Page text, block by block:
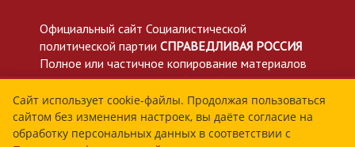
Официальный сайт Социалистической
политической партии СПРАВЕДЛИВАЯ РОССИЯ
Полное или частичное копирование материалов
приветствуется со ссылкой на сайт spravedlivo.ru
Политика в отношении обработки персональных
данных
Все материалы сайта spravedlivo.ru доступны по
Сайт использует cookie-файлы. Продолжая пользоваться
сайтом без изменения настроек, вы даёте согласие на
обработку персональных данных в соответствии с